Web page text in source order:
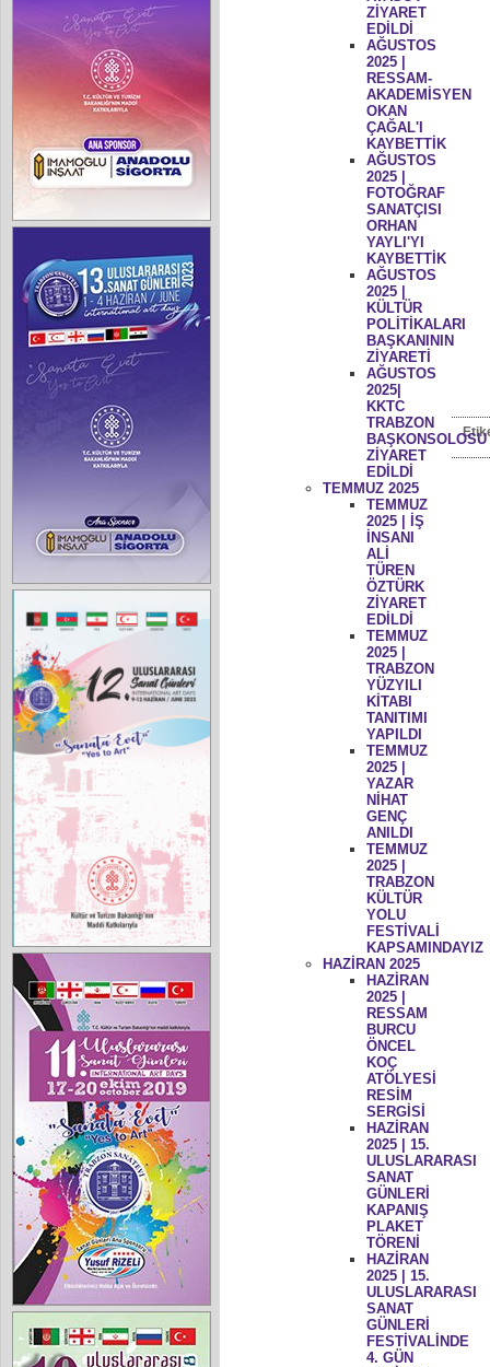
ZİYARET
EDİLDİ
AĞUSTOS
2025 |
RESSAM-
AKADEMİSYEN
OKAN
ÇAĞAL'I
KAYBETTİK
AĞUSTOS
2025 |
FOTOĞRAF
SANATÇISI
ORHAN
YAYLI'YI
KAYBETTİK
AĞUSTOS
2025 |
KÜLTÜR
POLİTİKALARI
BAŞKANININ
ZİYARETİ
AĞUSTOS
2025|
KKTC
TRABZON
BAŞKONSOLOSU
ZİYARET
EDİLDİ
TEMMUZ 2025
TEMMUZ
2025 | İŞ
İNSANI
ALİ
TÜREN
ÖZTÜRK
ZİYARET
EDİLDİ
TEMMUZ
2025 |
TRABZON
YÜZYILI
KİTABI
TANITIMI
YAPILDI
TEMMUZ
2025 |
YAZAR
NİHAT
GENÇ
ANILDI
TEMMUZ
2025 |
TRABZON
KÜLTÜR
YOLU
FESTİVALİ
KAPSAMINDAYIZ
HAZİRAN 2025
HAZİRAN
2025 |
RESSAM
BURCU
ÖNCEL
KOÇ
ATÖLYESİ
RESİM
SERGİSİ
HAZİRAN
2025 | 15.
ULUSLARARASI
SANAT
GÜNLERİ
KAPANIŞ
PLAKET
TÖRENİ
HAZİRAN
2025 | 15.
ULUSLARARASI
SANAT
GÜNLERİ
FESTİVALİNDE
4. GÜN